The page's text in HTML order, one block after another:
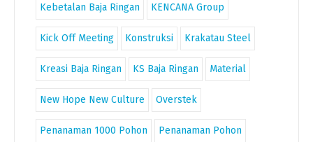
Kebetalan Baja Ringan KENCANA Group
Kick Off Meeting Konstruksi Krakatau Steel
Kreasi Baja Ringan KS Baja Ringan Material
New Hope New Culture Overstek
Penanaman 1000 Pohon Penanaman Pohon